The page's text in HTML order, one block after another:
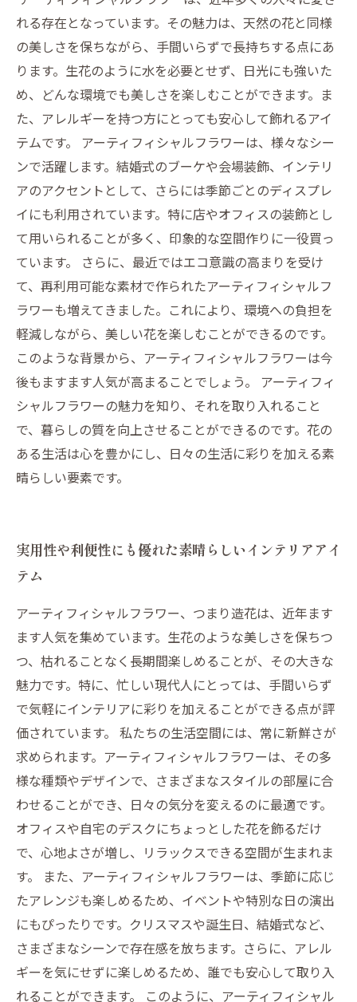
れる存在となっています。その魅力は、天然の花と同様
の美しさを保ちながら、手間いらずで長持ちする点にあ
ります。生花のように水を必要とせず、日光にも強いた
め、どんな環境でも美しさを楽しむことができます。ま
た、アレルギーを持つ方にとっても安心して飾れるアイ
テムです。 アーティフィシャルフラワーは、様々なシー
ンで活躍します。結婚式のブーケや会場装飾、インテリ
アのアクセントとして、さらには季節ごとのディスプレ
イにも利用されています。特に店やオフィスの装飾とし
て用いられることが多く、印象的な空間作りに一役買っ
ています。 さらに、最近ではエコ意識の高まりを受け
て、再利用可能な素材で作られたアーティフィシャルフ
ラワーも増えてきました。これにより、環境への負担を
軽減しながら、美しい花を楽しむことができるのです。
このような背景から、アーティフィシャルフラワーは今
後もますます人気が高まることでしょう。 アーティフィ
シャルフラワーの魅力を知り、それを取り入れること
で、暮らしの質を向上させることができるのです。花の
ある生活は心を豊かにし、日々の生活に彩りを加える素
晴らしい要素です。
実用性や利便性にも優れた素晴らしいインテリアアイ
テム
アーティフィシャルフラワー、つまり造花は、近年ます
ます人気を集めています。生花のような美しさを保ちつ
つ、枯れることなく長期間楽しめることが、その大きな
魅力です。特に、忙しい現代人にとっては、手間いらず
で気軽にインテリアに彩りを加えることができる点が評
価されています。 私たちの生活空間には、常に新鮮さが
求められます。アーティフィシャルフラワーは、その多
様な種類やデザインで、さまざまなスタイルの部屋に合
わせることができ、日々の気分を変えるのに最適です。
オフィスや自宅のデスクにちょっとした花を飾るだけ
で、心地よさが増し、リラックスできる空間が生まれま
す。 また、アーティフィシャルフラワーは、季節に応じ
たアレンジも楽しめるため、イベントや特別な日の演出
にもぴったりです。クリスマスや誕生日、結婚式など、
さまざまなシーンで存在感を放ちます。さらに、アレル
ギーを気にせずに楽しめるため、誰でも安心して取り入
れることができます。 このように、アーティフィシャル